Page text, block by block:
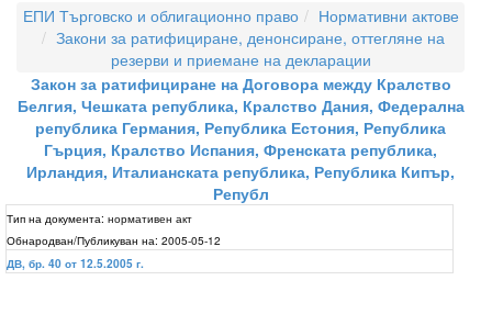
ЕПИ Търговско и облигационно право
Нормативни актове
Закони за ратифициране, денонсиране, оттегляне на
резерви и приемане на декларации
Закон за ратифициране на Договора между Кралство
Белгия, Чешката република, Кралство Дания, Федерална
република Германия, Република Естония, Република
Гърция, Кралство Испания, Френската република,
Ирландия, Италианската република, Република Кипър,
Републ
Тип на документа: нормативен акт
Обнародван/Публикуван на: 2005-05-12
ДВ, бр. 40 от 12.5.2005 г.